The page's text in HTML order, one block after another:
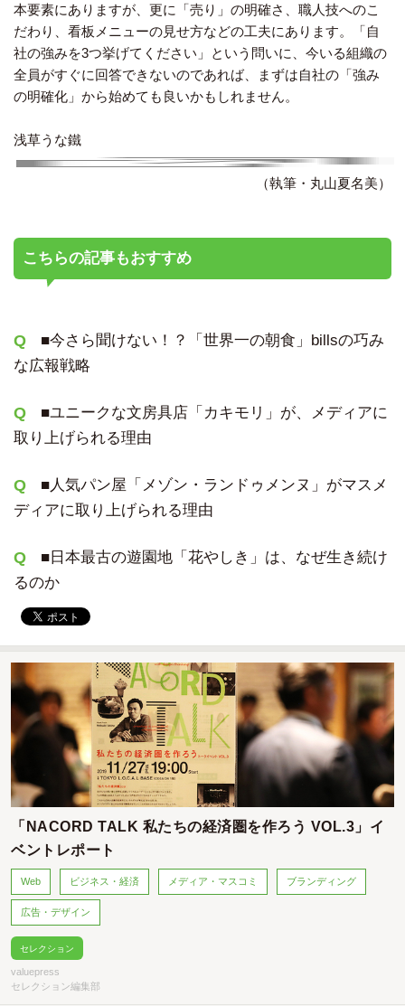
本要素にありますが、更に「売り」の明確さ、職人技へのこ
だわり、看板メニューの見せ方などの工夫にあります。「自
社の強みを3つ挙げてください」という問いに、今いる組織の
全員がすぐに回答できないのであれば、まずは自社の「強み
の明確化」から始めても良いかもしれません。
浅草うな鐵
（執筆・丸山夏名美）
こちらの記事もおすすめ
■今さら聞けない！？「世界一の朝食」billsの巧み
な広報戦略
■ユニークな文房具店「カキモリ」が、メディアに
取り上げられる理由
■人気パン屋「メゾン・ランドゥメンヌ」がマスメ
ディアに取り上げられる理由
■ 日本最古の遊園地「花やしき」は、なぜ生き続け
るのか
「NACORD TALK 私たちの経済圏を作ろう VOL.3」イ
ベントレポート
Web ビジネス・経済 メディア・マスコミ ブランディング
広告・デザイン
セレクション
valuepress
セレクション編集部